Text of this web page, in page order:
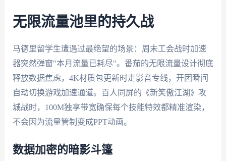
无限流量池里的持久战
马德里留学生遭遇过最绝望的场景：周末工会战时加速
器突然弹窗"本月流量已耗尽"。番茄的无限流量设计彻底
释放数据焦虑，4K材质包更新时走影音专线，开团瞬间
自动切换游戏加速通道。百人同屏的《新笑傲江湖》攻
城战时，100M独享带宽确保每个技能特效都精准渲染，
不会因为流量管制变成PPT动画。
数据加密的暗影斗篷